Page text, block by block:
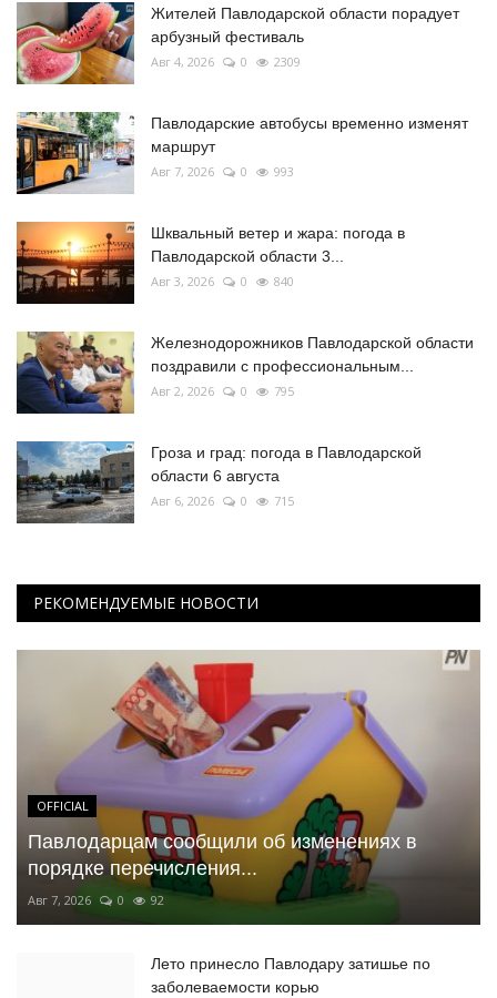
Жителей Павлодарской области порадует
арбузный фестиваль
Авг 4, 2026 0 2309
Павлодарские автобусы временно изменят
маршрут
Авг 7, 2026 0 993
Шквальный ветер и жара: погода в
Павлодарской области 3...
Авг 3, 2026 0 840
Железнодорожников Павлодарской области
поздравили с профессиональным...
Авг 2, 2026 0 795
Гроза и град: погода в Павлодарской
области 6 августа
Авг 6, 2026 0 715
РЕКОМЕНДУЕМЫЕ НОВОСТИ
OFFICIAL
Павлодарцам сообщили об изменениях в
порядке перечисления...
Авг 7, 2026 0 92
Лето принесло Павлодару затишье по
заболеваемости корью